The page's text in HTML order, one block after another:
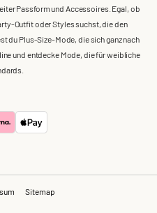
Passform und Accessoires. Egal, ob
Outfit oder Styles suchst, die den
du Plus-Size-Mode, die sich ganz nach
und entdecke Mode, die für weibliche
Sitemap